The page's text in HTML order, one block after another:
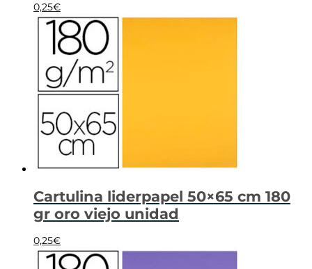
0,25€
Cartulina liderpapel 50×65 cm 180
gr oro viejo unidad
0,25€